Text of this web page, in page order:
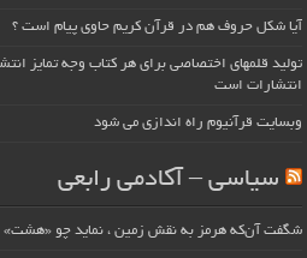
آیا شکل حروف هم در قرآن کریم حاوی پیام است ؟
تولید قلمهای اختصاصی برای هر کتاب وجه تمایز
انتشارات است
وبسایت قرآنیوم راه اندازی می شود
سیاسی – آکادمی رابعی
شگفت آن‌که هرمز به نقش زمین ، نماید چو «هشت»